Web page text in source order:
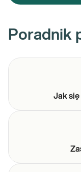
Poradnik
Jak